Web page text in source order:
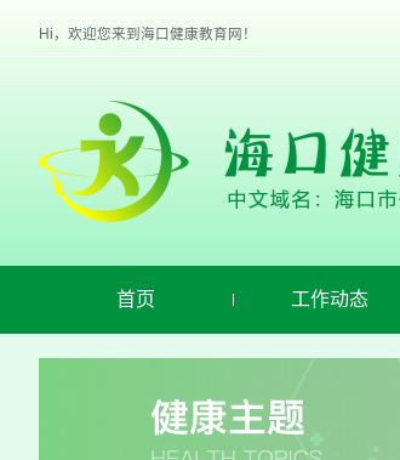
进
人
使
Hi，欢迎您来到海口健康教育网！
首页 工作动态